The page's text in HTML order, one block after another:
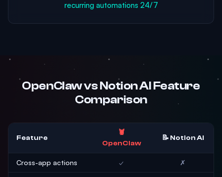
recurring automations 24/7
OpenClaw vs Notion AI Feature
Comparison
Feature
🦞
OpenClaw
📝 Notion AI
Cross-app actions ✓ ✗